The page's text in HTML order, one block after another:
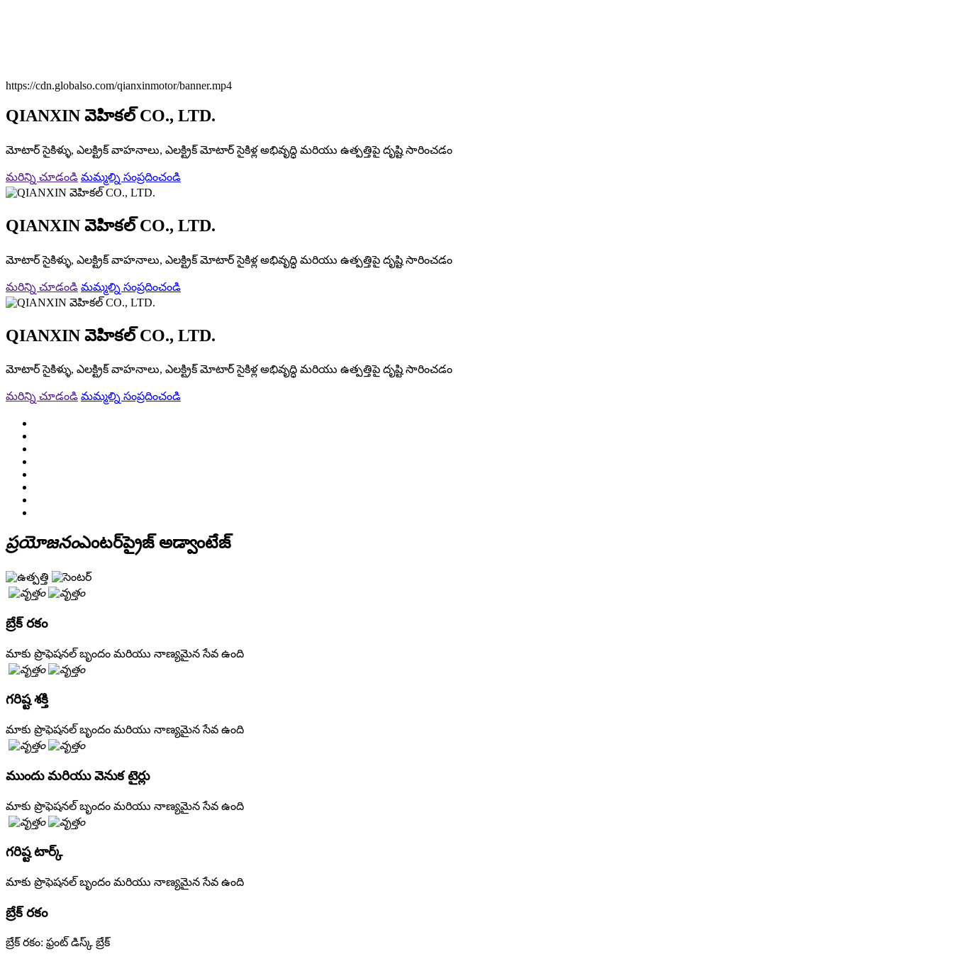
https://cdn.globalso.com/qianxinmotor/banner.mp4
QIANXIN వెహికల్ CO., LTD.
మోటార్ సైకిళ్ళు, ఎలక్ట్రిక్ వాహనాలు, ఎలక్ట్రిక్ మోటార్ సైకిళ్ల అభివృద్ధి మరియు ఉత్పత్తిపై దృష్టి సారించడం
మరిన్ని చూడండి మమ్మల్ని సంప్రదించండి
QIANXIN వెహికల్ CO., LTD.
మోటార్ సైకిళ్ళు, ఎలక్ట్రిక్ వాహనాలు, ఎలక్ట్రిక్ మోటార్ సైకిళ్ల అభివృద్ధి మరియు ఉత్పత్తిపై దృష్టి సారించడం
మరిన్ని చూడండి మమ్మల్ని సంప్రదించండి
QIANXIN వెహికల్ CO., LTD.
మోటార్ సైకిళ్ళు, ఎలక్ట్రిక్ వాహనాలు, ఎలక్ట్రిక్ మోటార్ సైకిళ్ల అభివృద్ధి మరియు ఉత్పత్తిపై దృష్టి సారించడం
మరిన్ని చూడండి మమ్మల్ని సంప్రదించండి
ప్రయోజనంఎంటర్‌ప్రైజ్ అడ్వాంటేజ్
బ్రేక్ రకం
మాకు ప్రొఫెషనల్ బృందం మరియు నాణ్యమైన సేవ ఉంది
గరిష్ట శక్తి
మాకు ప్రొఫెషనల్ బృందం మరియు నాణ్యమైన సేవ ఉంది
ముందు మరియు వెనుక టైర్లు
మాకు ప్రొఫెషనల్ బృందం మరియు నాణ్యమైన సేవ ఉంది
గరిష్ట టార్క్
మాకు ప్రొఫెషనల్ బృందం మరియు నాణ్యమైన సేవ ఉంది
బ్రేక్ రకం
బ్రేక్ రకం: ఫ్రంట్ డిస్క్ బ్రేక్